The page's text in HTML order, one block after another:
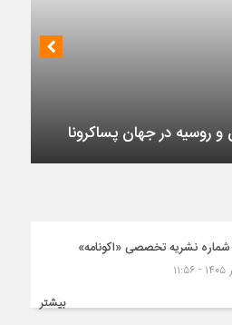
و روسیه در جهان پساکرونا
نشریه تخصصی «اکونامه»
بیشتر